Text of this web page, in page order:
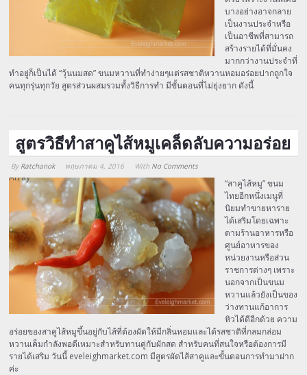
บางอย่างอาจกลาย
เป็นงานประจำหรือ
เป็นอาชีพที่สามารถ
สร้างรายได้ที่มั่นคง
มากกว่างานประจำที่
ทำอยู่ก็เป็นได้ “วุ้นนมสด” ขนมหวานที่ทำง่ายๆแต่รสชาติหวานหอมอร่อยปากถูกใจ
คนทุกรุ่นทุกวัย สูตรส่วนผสมรวมทั้งวิธีการทำ มีขั้นตอนที่ไม่ยุ่งยาก ดังนี้
สูตรวิธีทำสาคูไส้หมูเคล็ดลับความอร่อย
By Ratchanok พฤษภาคม 4, 2016 With No Comments
Array
“สาคูไส้หมู” ขนม
ไทยอีกหนึ่งเมนูที่
นิยมทำขายหาราย
ได้เสริมโดยเฉพาะ
ตามร้านอาหารหรือ
ศูนย์อาหารของ
หน่วยงานหรือส่วน
ราชการต่างๆ เพราะ
นอกจากเป็นขนม
หวานแล้วยังเป็นของ
ว่างทานแก้อาการ
หิวได้ดีอีกด้วย ความ
อร่อยของสาคูไส้หมูขึ้นอยู่กับไส้ที่ต้องผัดให้มีกลิ่นหอมและได้รสชาติที่กลมกล่อม
หวานเค็มกำลังพอดีเหมาะสำหรับทานคู่กับผักสด สำหรับคนที่สนใจหรือต้องการมี
รายได้เสริม วันนี้ eveleighmarket.com มีสูตรผัดไส้สาคูและขั้นตอนการทำมาฝาก
ค่ะ